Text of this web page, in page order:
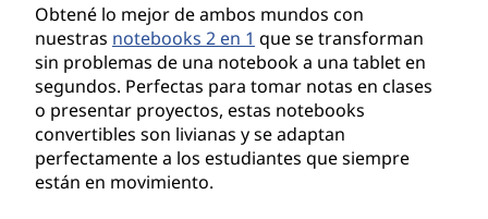
Obtené lo mejor de ambos mundos con
nuestras notebooks 2 en 1 que se transforman
sin problemas de una notebook a una tablet en
segundos. Perfectas para tomar notas en clases
o presentar proyectos, estas notebooks
convertibles son livianas y se adaptan
perfectamente a los estudiantes que siempre
están en movimiento.